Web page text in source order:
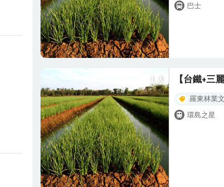
巴士
1 天 【台鐵+三
羅東林業
環島之星